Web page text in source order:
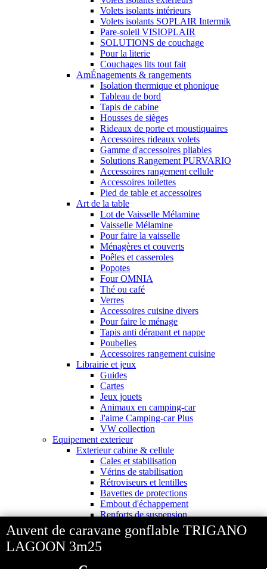
Auvent de caravane gonflable TRIGANO
LAGOON 3m25
Volets isolants intérieurs
Volets isolants SOPLAIR Intermik
Pare-soleil VISIOPLAIR
SOLUTIONS de couchage
Pour la literie
Couchages lits tout fait
AmÉnagements & rangements
Isolation thermique et phonique
Tableau de bord
Tapis de cabine
Housses de sièges
Rideaux de porte et moustiquaires
Accessoires rideaux volets
Gamme d'accessoires pliables
Solutions Rangement PURVARIO
Accessoires rangement cellule
Accessoires toilettes
Pied de table et accessoires
Art de la table
Lot de Vaisselle Mélamine
Vaisselle Mélamine
Pour faire la vaisselle
Ménagères et couverts
Poêles et casseroles
Popotes
Four OMNIA
Thé ou café
Verres
Accessoires cuisine divers
Pour faire le ménage
Tapis anti dérapant et nappe
Poubelles
Accessoires rangement cuisine
Librairie et jeux
Guides
Cartes
Jeux jouets
Animaux en camping-car
J'aime Camping-car Plus
VW collection
Equipement exterieur
Exterieur cabine & cellule
Cales et stabilisation
Vérins de stabilisation
Rétroviseurs et lentilles
Bavettes de protections
Embout d'échappement
Renforts de suspension
Jantes,Pneus,Roues et accessoires
Pièces détachées équipement
Chaînes neige